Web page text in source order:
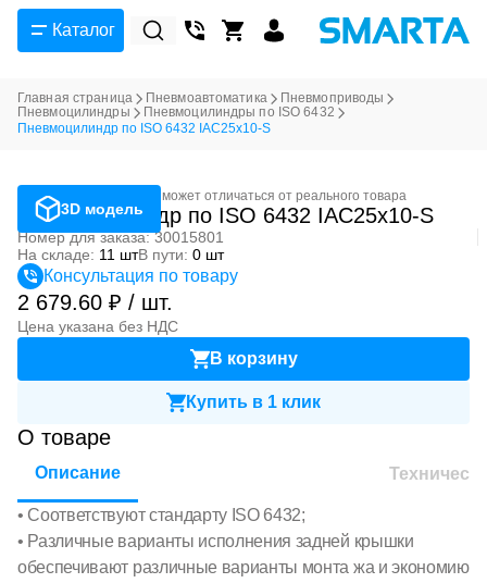
Каталог
Главная страница Пневмоавтоматика
Пневмоприводы
Пневмоцилиндры
Пневмоцилиндры по ISO 6432
Пневмоцилиндр по ISO 6432 IAC25x10-S
3D модель
Фотография может отличаться от реального товара
Пневмоцилиндр по ISO 6432 IAC25x10-S
Номер для заказа: 30015801
На складе: 11 штВ пути: 0 шт
Консультация по товару
2 679.60 ₽ / шт.
Цена указана без НДС
В корзину
Купить в 1 клик
О товаре
Описание
• Соответствуют стандарту ISO 6432;
• Различные варианты исполнения задней крышки
обеспечивают различные варианты монта жа и экономию